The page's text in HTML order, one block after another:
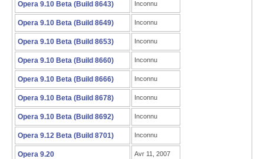
Opera 9.10 Beta (Build 8643) Inconnu
Opera 9.10 Beta (Build 8649) Inconnu
Opera 9.10 Beta (Build 8653) Inconnu
Opera 9.10 Beta (Build 8660) Inconnu
Opera 9.10 Beta (Build 8666) Inconnu
Opera 9.10 Beta (Build 8678) Inconnu
Opera 9.10 Beta (Build 8692) Inconnu
Opera 9.12 Beta (Build 8701) Inconnu
Opera 9.20 Avr 11, 2007